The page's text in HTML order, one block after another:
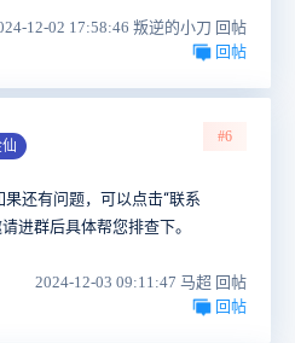
12-02 17:58:46 叛逆的小刀 回帖
回帖
#6
还有问题，可以点击“联系
进群后具体帮您排查下。
2024-12-03 09:11:47 马超 回帖
回帖